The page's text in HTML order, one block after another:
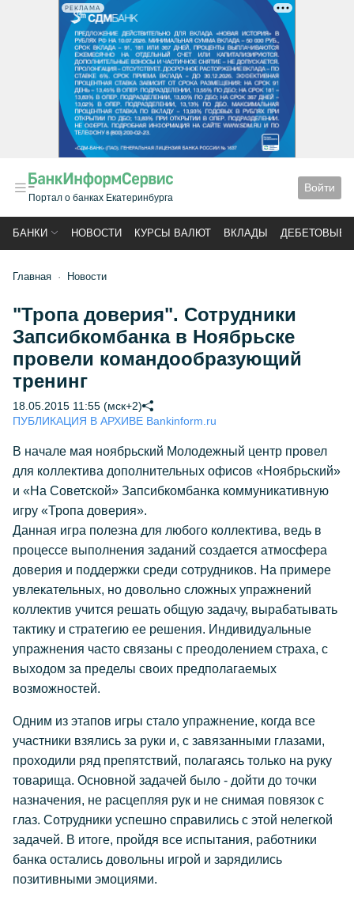
РЕКЛАМА
Портал о банках Екатеринбурга
Войти
БАНКИ НОВОСТИ КУРСЫ ВАЛЮТ ВКЛАДЫ ДЕБЕТОВЫЕ
Главная Новости
"Тропа доверия". Сотрудники
Запсибкомбанка в Ноябрьске
провели командообразующий
тренинг
18.05.2015 11:55 (мск+2)
ПУБЛИКАЦИЯ В АРХИВЕ Bankinform.ru
В начале мая ноябрьский Молодежный центр провел
для коллектива дополнительных офисов «Ноябрьский»
и «На Советской» Запсибкомбанка коммуникативную
игру «Тропа доверия».
Данная игра полезна для любого коллектива, ведь в
процессе выполнения заданий создается атмосфера
доверия и поддержки среди сотрудников. На примере
увлекательных, но довольно сложных упражнений
коллектив учится решать общую задачу, вырабатывать
тактику и стратегию ее решения. Индивидуальные
упражнения часто связаны с преодолением страха, с
выходом за пределы своих предполагаемых
возможностей.
Одним из этапов игры стало упражнение, когда все
участники взялись за руки и, с завязанными глазами,
проходили ряд препятствий, полагаясь только на руку
товарища. Основной задачей было - дойти до точки
назначения, не расцепляя рук и не снимая повязок с
глаз. Сотрудники успешно справились с этой нелегкой
задачей. В итоге, пройдя все испытания, работники
банка остались довольны игрой и зарядились
позитивными эмоциями.